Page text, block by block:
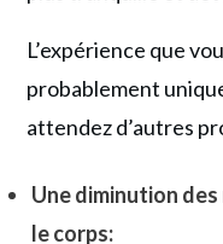
L’expérience que
probablement
attendez d’autres
Une diminution
le corps: